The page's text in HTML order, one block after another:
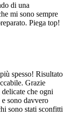
di una
mi sono sempre
Piega top!
spesso! Risultato
Grazie
che ogni
sono davvero
sono stati sconfitti